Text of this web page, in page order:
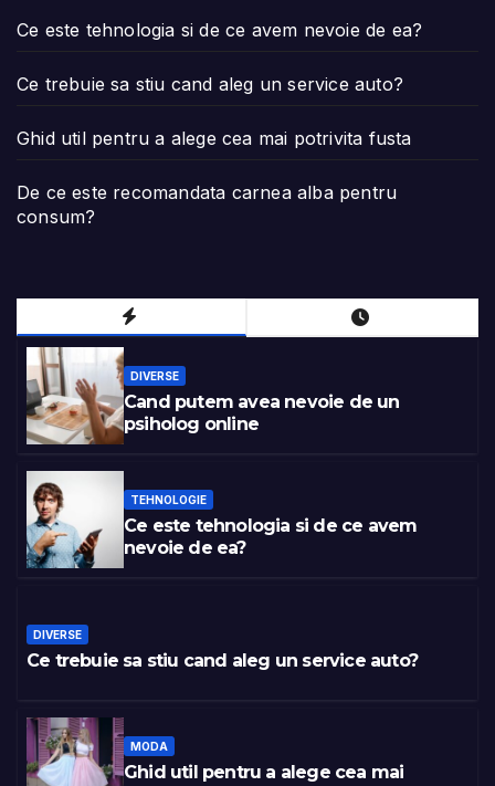
Ce este tehnologia si de ce avem nevoie de ea?
Ce trebuie sa stiu cand aleg un service auto?
Ghid util pentru a alege cea mai potrivita fusta
De ce este recomandata carnea alba pentru
consum?
DIVERSE
Cand putem avea nevoie de un
psiholog online
TEHNOLOGIE
Ce este tehnologia si de ce avem
nevoie de ea?
DIVERSE
Ce trebuie sa stiu cand aleg un service auto?
MODA
Ghid util pentru a alege cea mai